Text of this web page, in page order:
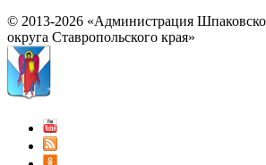
© 2013-2026 «Администрация
округа Ставропольского края»